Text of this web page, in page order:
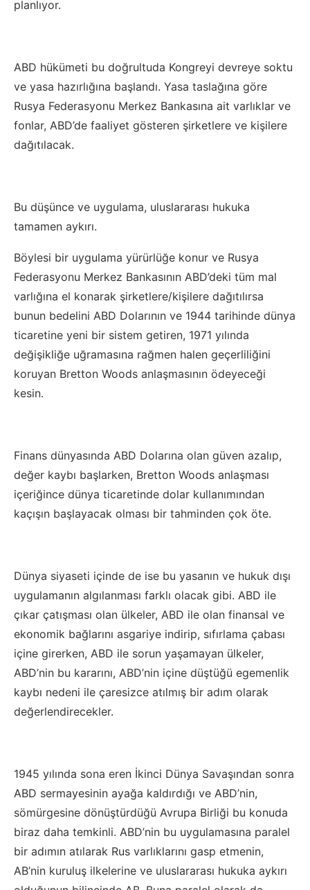
planlıyor.
ABD hükümeti bu doğrultuda Kongreyi devreye soktu
ve yasa hazırlığına başlandı. Yasa taslağına göre
Rusya Federasyonu Merkez Bankasına ait varlıklar ve
fonlar, ABD’de faaliyet gösteren şirketlere ve kişilere
dağıtılacak.
Bu düşünce ve uygulama, uluslararası hukuka
tamamen aykırı.
Böylesi bir uygulama yürürlüğe konur ve Rusya
Federasyonu Merkez Bankasının ABD’deki tüm mal
varlığına el konarak şirketlere/kişilere dağıtılırsa
bunun bedelini ABD Dolarının ve 1944 tarihinde dünya
ticaretine yeni bir sistem getiren, 1971 yılında
değişikliğe uğramasına rağmen halen geçerliliğini
koruyan Bretton Woods anlaşmasının ödeyeceği
kesin.
Finans dünyasında ABD Dolarına olan güven azalıp,
değer kaybı başlarken, Bretton Woods anlaşması
içeriğince dünya ticaretinde dolar kullanımından
kaçışın başlayacak olması bir tahminden çok öte.
Dünya siyaseti içinde de ise bu yasanın ve hukuk dışı
uygulamanın algılanması farklı olacak gibi. ABD ile
çıkar çatışması olan ülkeler, ABD ile olan finansal ve
ekonomik bağlarını asgariye indirip, sıfırlama çabası
içine girerken, ABD ile sorun yaşamayan ülkeler,
ABD’nin bu kararını, ABD’nin içine düştüğü egemenlik
kaybı nedeni ile çaresizce atılmış bir adım olarak
değerlendirecekler.
1945 yılında sona eren İkinci Dünya Savaşından sonra
ABD sermayesinin ayağa kaldırdığı ve ABD’nin,
sömürgesine dönüştürdüğü Avrupa Birliği bu konuda
biraz daha temkinli. ABD’nin bu uygulamasına paralel
bir adımın atılarak Rus varlıklarını gasp etmenin,
AB’nin kuruluş ilkelerine ve uluslararası hukuka aykırı